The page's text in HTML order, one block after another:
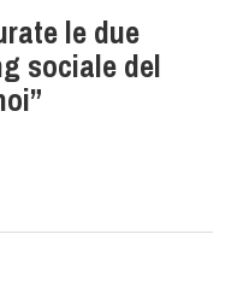
le due
sociale del